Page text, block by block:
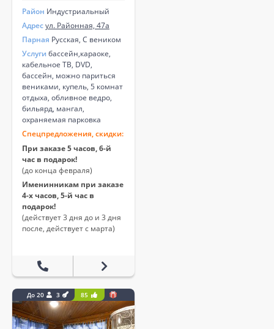
Район Индустриальный
Адресул. Районная, 47а
Парная Русская, С веником
Услуги бассейн,караоке,
кабельное ТВ, DVD,
бассейн, можно париться
вениками, купель, 5 комнат
отдыха, обливное ведро,
бильярд, мангал,
охраняемая парковка
Спецпредложения, скидки:
При заказе 5 часов, 6-й
час в подарок!
(до конца февраля)
Именинникам при заказе
4-х часов, 5-й час в
подарок!
(действует 3 дня до и 3 дня
после, действует с марта)
До 20 3 85